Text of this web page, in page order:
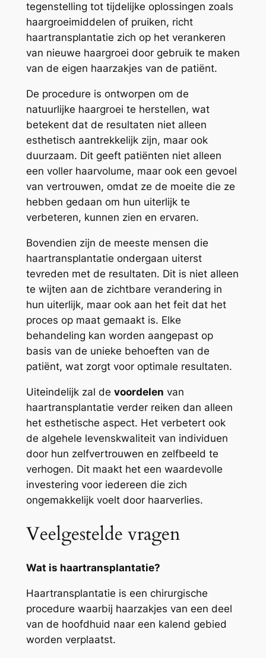
tegenstelling tot tijdelijke oplossingen zoals
haargroeimiddelen of pruiken, richt
haartransplantatie zich op het verankeren
van nieuwe haargroei door gebruik te maken
van de eigen haarzakjes van de patiënt.
De procedure is ontworpen om de
natuurlijke haargroei te herstellen, wat
betekent dat de resultaten niet alleen
esthetisch aantrekkelijk zijn, maar ook
duurzaam. Dit geeft patiënten niet alleen
een voller haarvolume, maar ook een gevoel
van vertrouwen, omdat ze de moeite die ze
hebben gedaan om hun uiterlijk te
verbeteren, kunnen zien en ervaren.
Bovendien zijn de meeste mensen die
haartransplantatie ondergaan uiterst
tevreden met de resultaten. Dit is niet alleen
te wijten aan de zichtbare verandering in
hun uiterlijk, maar ook aan het feit dat het
proces op maat gemaakt is. Elke
behandeling kan worden aangepast op
basis van de unieke behoeften van de
patiënt, wat zorgt voor optimale resultaten.
Uiteindelijk zal de voordelen van
haartransplantatie verder reiken dan alleen
het esthetische aspect. Het verbetert ook
de algehele levenskwaliteit van individuen
door hun zelfvertrouwen en zelfbeeld te
verhogen. Dit maakt het een waardevolle
investering voor iedereen die zich
ongemakkelijk voelt door haarverlies.
Veelgestelde vragen
Wat is haartransplantatie?
Haartransplantatie is een chirurgische
procedure waarbij haarzakjes van een deel
van de hoofdhuid naar een kalend gebied
worden verplaatst.